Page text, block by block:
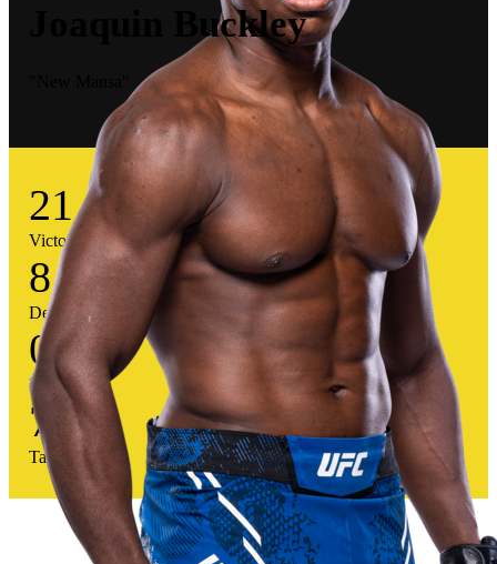
Joaquin Buckley
21
Victorias
8
Derrotas
0
Empates
72%
Tasa victoria